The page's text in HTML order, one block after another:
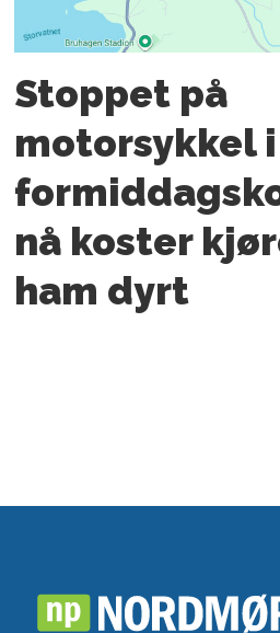
Stoppet på
motorsykkel i
nå koster
ham dyrt